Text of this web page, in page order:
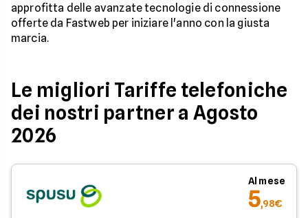
approfitta delle avanzate tecnologie di connessione
offerte da Fastweb per iniziare l'anno con la giusta
marcia.
Le migliori Tariffe telefoniche
dei nostri partner a Agosto
2026
Al mese
5,98€